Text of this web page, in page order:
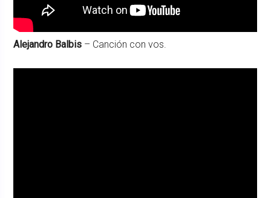
Alejandro Balbis – Canción con vos.